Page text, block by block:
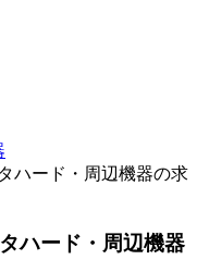
ハード・周辺機器の求
ハード・周辺機器